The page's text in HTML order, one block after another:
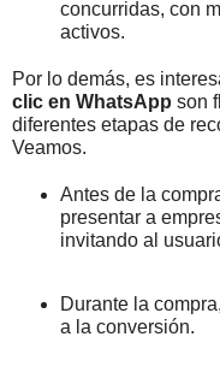
concurridas, con
activos.
Por lo demás, es
clic en WhatsApp son
diferentes etapas de
Veamos.
Antes de la
presentar a
invitando al
Durante la
a la conversión.